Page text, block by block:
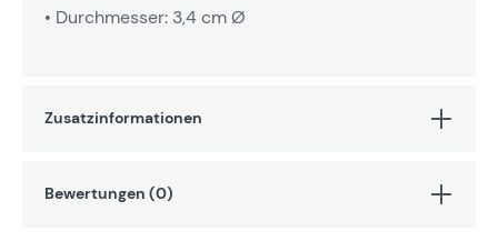
• Durchmesser: 3,4 cm Ø
Zusatzinformationen
Bewertungen (0)